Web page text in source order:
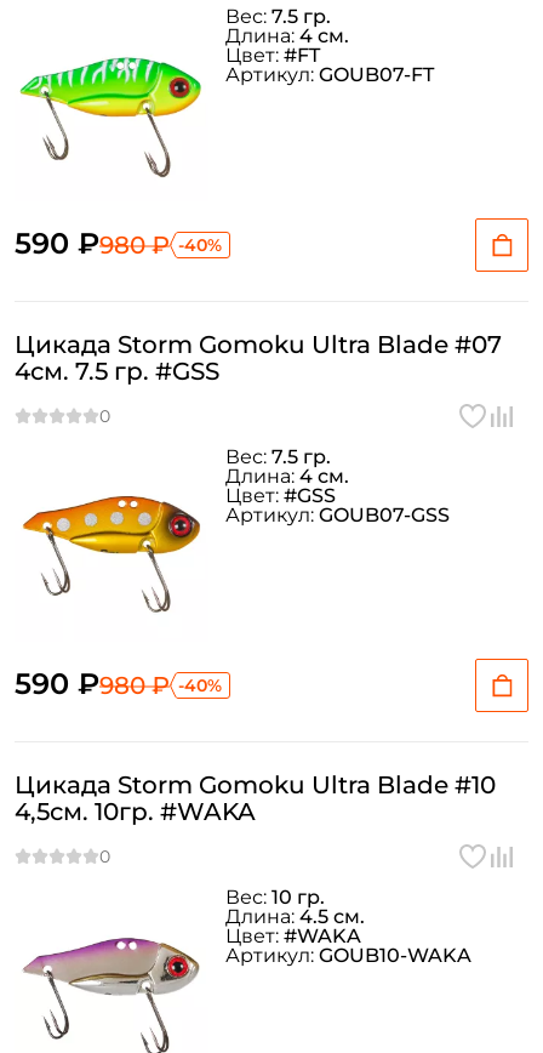
590 ₽980 ₽ -40%
Вес: 7.5 гр.
Длина: 4 см.
Цвет: #FT
Артикул: GOUB07-FT
Цикада Storm Gomoku Ultra Blade #07
4см. 7.5 гр. #GSS
590 ₽980 ₽ -40%
Вес: 7.5 гр.
Длина: 4 см.
Цвет: #GSS
Артикул: GOUB07-GSS
Цикада Storm Gomoku Ultra Blade #10
4,5см. 10гр. #WAKA
Вес: 10 гр.
Длина: 4.5 см.
Цвет: #WAKA
Артикул: GOUB10-WAKA
Создать аккаунт
ФИО: *
Email: *
Придумайте пароль: *
Заполняя данную форму вы соглашаетесь на обработку
персональных данных